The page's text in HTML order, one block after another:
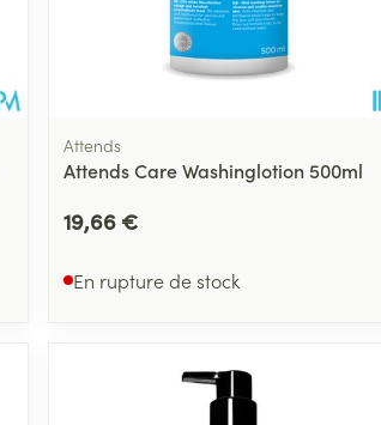
Attends
Attends Care Washinglotion 500ml
19,66 €
En rupture de stock